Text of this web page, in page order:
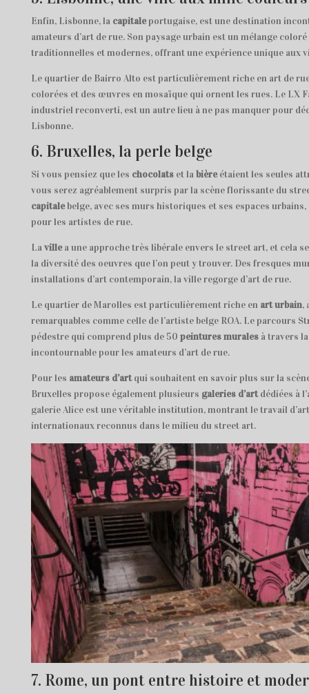
Enfin, Lisbonne, la capitaleportugaise, est une destination
amateurs d’art de rue. Son paysage urbain est un mélange
traditionnelles et modernes, offrant une expérience unique aux
Le quartier de Bairro Alto est particulièrement riche en art de
colorées et des œuvres en mosaïque qui ornent les rues. Le LX
industriel reconverti, est un autre lieu à ne pas manquer pour
Lisbonne.
6. Bruxelles, la perle belge
Si vous pensiez que les chocolatset labièreétaient les seules
vous serez agréablement surpris par la scène florissante du
capitalebelge, avec ses murs historiques et ses espaces
pour les artistes de rue.
Lavillea une approche très libérale envers le street art, et cela
la diversité des oeuvres que l’on peut y trouver. Des fresques
installations d’art contemporain, la ville regorge d’art de rue.
Le quartier de Marolles est particulièrement riche en art urbain,
remarquables comme celle de l’artiste belge ROA. Le parcours
pédestre qui comprend plus de 50 peintures muralesà travers
incontournable pour les amateurs d’art de rue.
Pour les amateurs d’artqui souhaitent en savoir plus sur la
Bruxelles propose également plusieurs galeries d’artdédiées à
galerie Alice est une véritable institution, montrant le travail
internationaux reconnus dans le milieu du street art.
7. Rome, un pont entre histoire et